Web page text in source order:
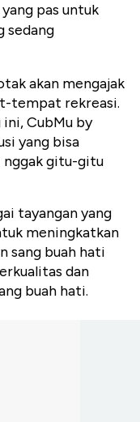
pas untuk
sedang
akan mengajak
tempat rekreasi.
CubMu by
yang bisa
nggak gitu-gitu
tayangan yang
meningkatkan
sang buah hati
dan
buah hati.